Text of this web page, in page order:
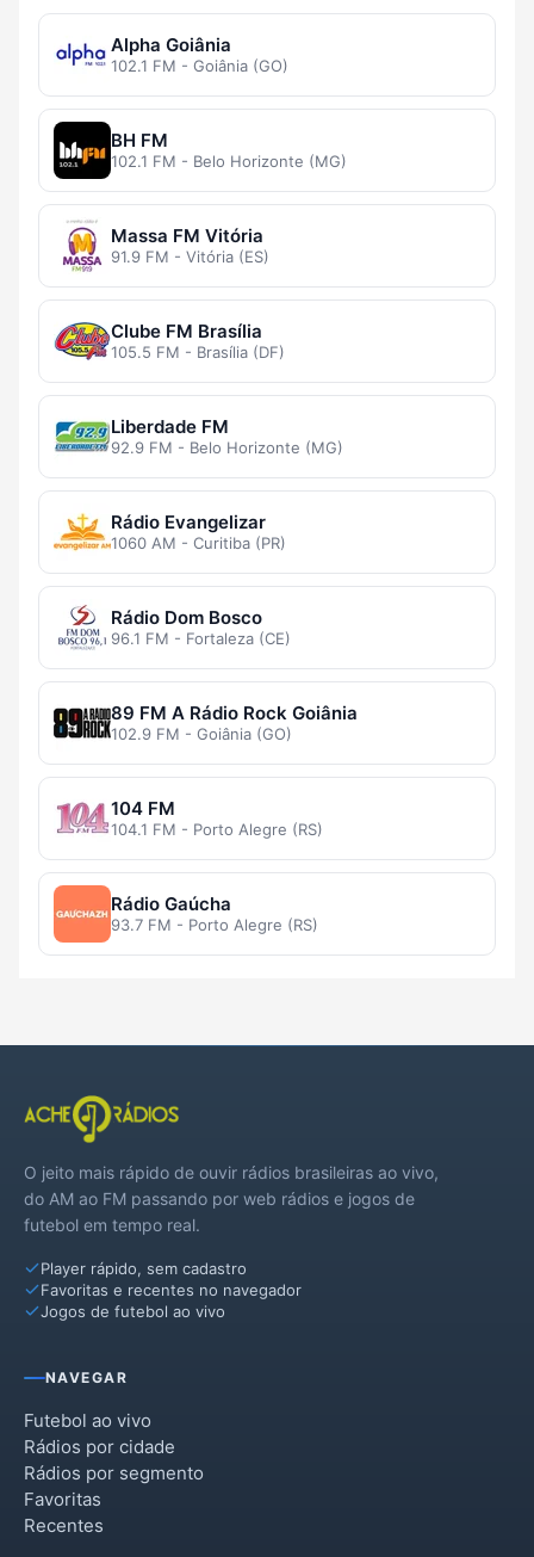
Alpha Goiânia
102.1 FM - Goiânia (GO)
BH FM
102.1 FM - Belo Horizonte (MG)
Massa FM Vitória
91.9 FM - Vitória (ES)
Clube FM Brasília
105.5 FM - Brasília (DF)
Liberdade FM
92.9 FM - Belo Horizonte (MG)
Rádio Evangelizar
1060 AM - Curitiba (PR)
Rádio Dom Bosco
96.1 FM - Fortaleza (CE)
89 FM A Rádio Rock Goiânia
102.9 FM - Goiânia (GO)
104 FM
104.1 FM - Porto Alegre (RS)
Rádio Gaúcha
93.7 FM - Porto Alegre (RS)
O jeito mais rápido de ouvir rádios brasileiras ao vivo,
do AM ao FM passando por web rádios e jogos de
futebol em tempo real.
Player rápido, sem cadastro
Favoritas e recentes no navegador
Jogos de futebol ao vivo
NAVEGAR
Futebol ao vivo
Rádios por cidade
Rádios por segmento
Favoritas
Recentes